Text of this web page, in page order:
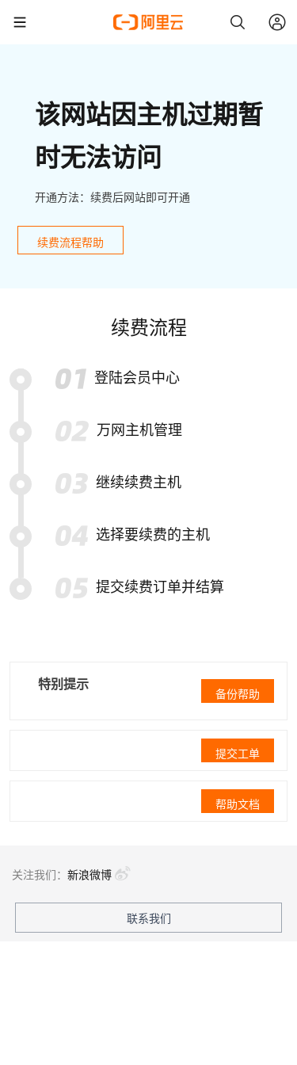
该网站因主机过期暂
时无法访问
开通方法：续费后网站即可开通
续费流程帮助
续费流程
登陆会员中心
万网主机管理
继续续费主机
选择要续费的主机
提交续费订单并结算
特别提示
备份帮助
提交工单
帮助文档